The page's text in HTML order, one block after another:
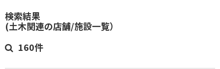
検索結果
(土木関連の店舗/施設一覧）
160件